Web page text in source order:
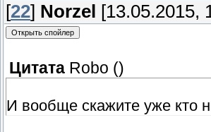
[22] Norzel [13.05.2015,
Цитата Robo ()
И вообще скажите уже кто